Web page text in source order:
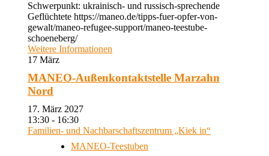
Schwerpunkt: ukrainisch- und russisch-sprechende
Geflüchtete https://maneo.de/tipps-fuer-opfer-von-
gewalt/maneo-refugee-support/maneo-teestube-
schoeneberg/
Weitere Informationen
17 März
MANEO-Außenkontaktstelle Marzahn
Nord
17. März 2027
13:30 - 16:30
Familien- und Nachbarschaftszentrum „Kiek in“
MANEO-Teestuben